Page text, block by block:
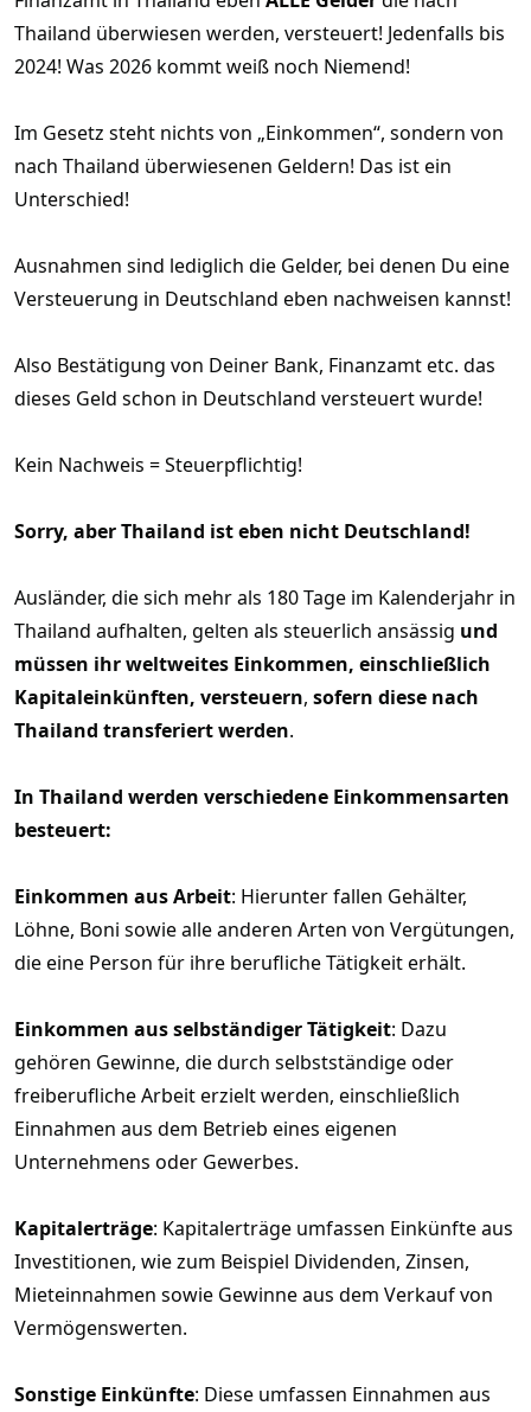
Thailand überwiesen werden, versteuert! Jedenfalls bis
2024! Was 2026 kommt weiß noch Niemend!
Im Gesetz steht nichts von „Einkommen“, sondern von
nach Thailand überwiesenen Geldern! Das ist ein
Unterschied!
Ausnahmen sind lediglich die Gelder, bei denen Du eine
Versteuerung in Deutschland eben nachweisen kannst!
Also Bestätigung von Deiner Bank, Finanzamt etc. das
dieses Geld schon in Deutschland versteuert wurde!
Kein Nachweis = Steuerpflichtig!
Sorry, aber Thailand ist eben nicht Deutschland!
Ausländer, die sich mehr als 180 Tage im Kalenderjahr in
Thailand aufhalten, gelten als steuerlich ansässig und
müssen ihr weltweites Einkommen, einschließlich
Kapitaleinkünften, versteuern, sofern diese nach
Thailand transferiert werden.
In Thailand werden verschiedene Einkommensarten
besteuert:
Einkommen aus Arbeit: Hierunter fallen Gehälter,
Löhne, Boni sowie alle anderen Arten von Vergütungen,
die eine Person für ihre berufliche Tätigkeit erhält.
Einkommen aus selbständiger Tätigkeit: Dazu
gehören Gewinne, die durch selbstständige oder
freiberufliche Arbeit erzielt werden, einschließlich
Einnahmen aus dem Betrieb eines eigenen
Unternehmens oder Gewerbes.
Kapitalerträge: Kapitalerträge umfassen Einkünfte aus
Investitionen, wie zum Beispiel Dividenden, Zinsen,
Mieteinnahmen sowie Gewinne aus dem Verkauf von
Vermögenswerten.
Sonstige Einkünfte: Diese umfassen Einnahmen aus